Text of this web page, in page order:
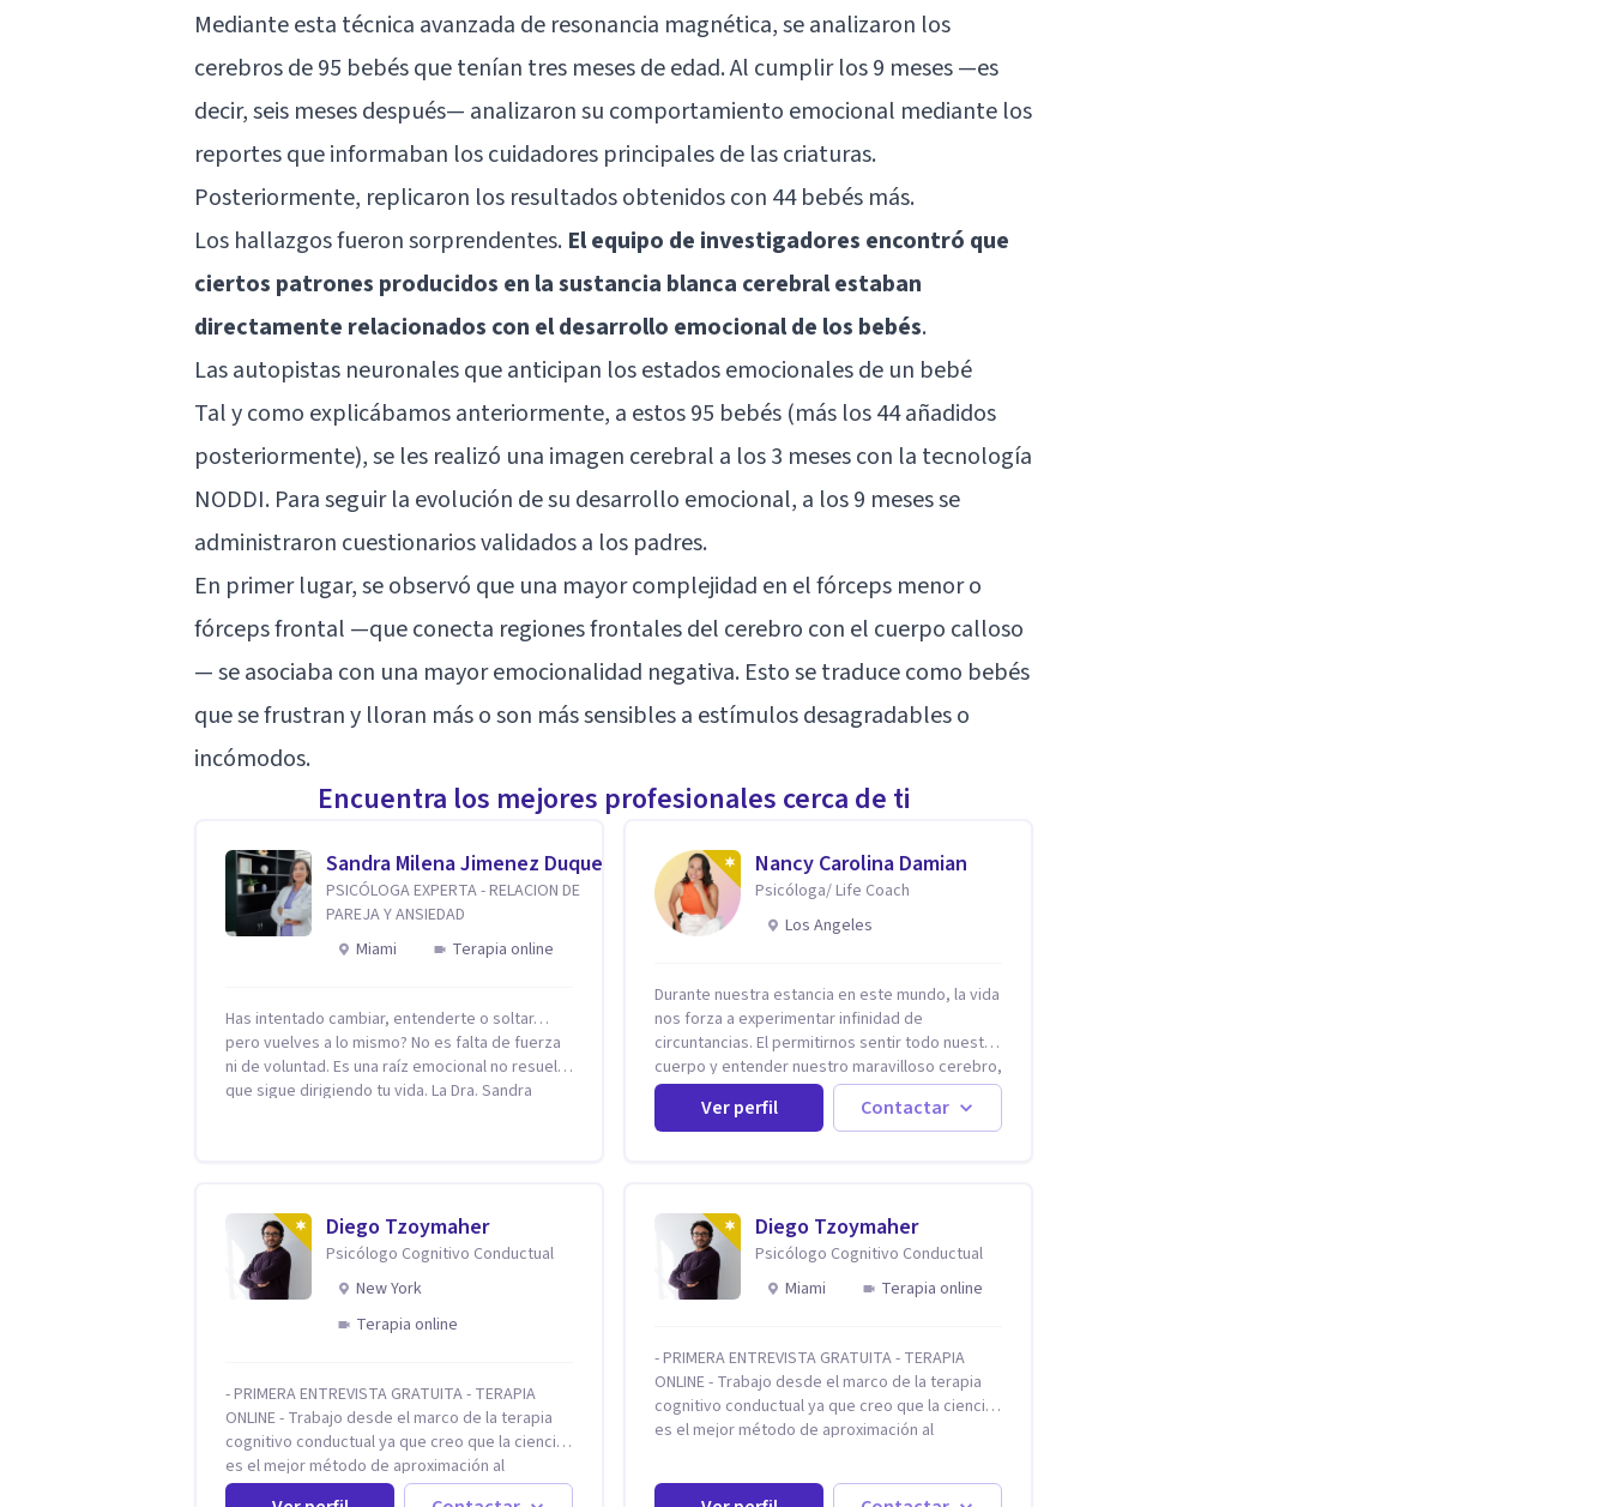
Mediante esta técnica avanzada de resonancia magnética, se analizaron los
cerebros de 95 bebés que tenían tres meses de edad. Al cumplir los 9 meses —es
decir, seis meses después— analizaron su comportamiento emocional mediante los
reportes que informaban los cuidadores principales de las criaturas.
Posteriormente, replicaron los resultados obtenidos con 44 bebés más.
Los hallazgos fueron sorprendentes. El equipo de investigadores encontró que
ciertos patrones producidos en la sustancia blanca cerebral estaban
directamente relacionados con el desarrollo emocional de los bebés.
Las autopistas neuronales que anticipan los estados emocionales de un bebé
Tal y como explicábamos anteriormente, a estos 95 bebés (más los 44 añadidos
posteriormente), se les realizó una imagen cerebral a los 3 meses con la tecnología
NODDI. Para seguir la evolución de su desarrollo emocional, a los 9 meses se
administraron cuestionarios validados a los padres.
En primer lugar, se observó que una mayor complejidad en el fórceps menor o
fórceps frontal —que conecta regiones frontales del cerebro con el cuerpo calloso
— se asociaba con una mayor emocionalidad negativa. Esto se traduce como bebés
que se frustran y lloran más o son más sensibles a estímulos desagradables o
incómodos.
Encuentra los mejores profesionales cerca de ti
Sandra Milena Jimenez Duque
PSICÓLOGA EXPERTA - RELACION DE
PAREJA Y ANSIEDAD
Miami
Terapia online
Has intentado cambiar, entenderte o soltar…
pero vuelves a lo mismo? No es falta de fuerza
ni de voluntad. Es una raíz emocional no resuelta
que sigue dirigiendo tu vida. La Dra. Sandra
autoestima, la dependencia emocional y los
conflictos de pareja. Ha trabajado con pacientes
en diferentes países, acompañando procesos
complejos. Su enfoque terapéutico se
diferencia por una premisa clara: no trabaja el
síntoma, trabaja la raíz que lo origina. Su
reprocesamiento de heridas de la infancia y
reestructuración cognitiva profunda,
permitiendo transformar patrones, emociones
y decisiones desde su origen. Si buscas un
proceso superficial, este no es el lugar. Pero si
Nancy Carolina Damian
Psicóloga/ Life Coach
Los Angeles
Durante nuestra estancia en este mundo, la vida
nos forza a experimentar infinidad de
circuntancias. El permitirnos sentir todo nuestro
cuerpo y entender nuestro maravilloso cerebro,
es fundamental para poder apreciarlas. Es por
eso que, Nancy Damian esta dispuesta a
brindarte una mano amiga atravez de
percibimos y manejamos nuestros diarios
sucesos es el detonator que nos lleva al
resultado de efectos impactantes que se nos
quedaran memorables. Ayudar a otros seres
humanos a disfrutar de la hermosa vida que hay,
derecho de toda la GENTE.
Ver perfil Contactar
Diego Tzoymaher
Psicólogo Cognitivo Conductual
New York
Terapia online
- PRIMERA ENTREVISTA GRATUITA - TERAPIA
ONLINE - Trabajo desde el marco de la terapia
cognitivo conductual ya que creo que la ciencia
es el mejor método de aproximación al
conocimiento en general y a la psicoterapia en
Diego Tzoymaher
Psicólogo Cognitivo Conductual
Miami
Terapia online
- PRIMERA ENTREVISTA GRATUITA - TERAPIA
ONLINE - Trabajo desde el marco de la terapia
cognitivo conductual ya que creo que la ciencia
es el mejor método de aproximación al
particular. Me interesan los procesos de cambio
conductual por los que una persona pueda